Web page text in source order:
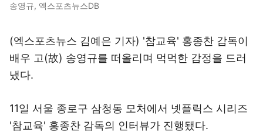
송영규, 엑스포츠뉴스DB
(엑스포츠뉴스 김예은 기자) '참교육' 홍종찬 감독이
배우 고(故) 송영규를 떠올리며 먹먹한 감정을 드러
냈다.
11일 서울 종로구 삼청동 모처에서 넷플릭스 시리즈
'참교육' 홍종찬 감독의 인터뷰가 진행됐다.